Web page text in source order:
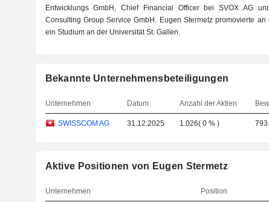
Entwicklungs GmbH, Chief Financial Officer bei SVOX AG
Consulting Group Service GmbH. Eugen Stermetz promovierte
ein Studium an der Universität St. Gallen.
Bekannte Unternehmensbeteiligungen
Unternehmen Datum Anzahl der Aktien
SWISSCOM AG 31.12.2025 1.026(0 % ) 793
Aktive Positionen von Eugen Stermetz
Unternehmen Position